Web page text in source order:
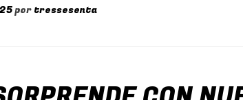
portressesenta